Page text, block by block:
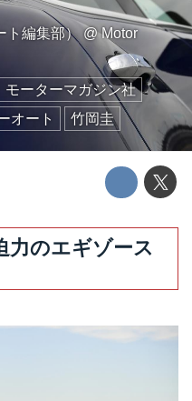
ト編集部） @Motor
モーターマガジン社
オート 竹岡圭
力のエギゾース